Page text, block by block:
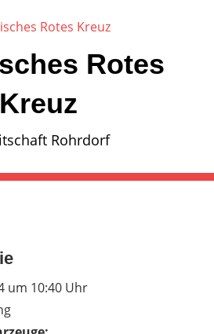
Rotes
Kreuz
Rohrdorf
um 10:40 Uhr